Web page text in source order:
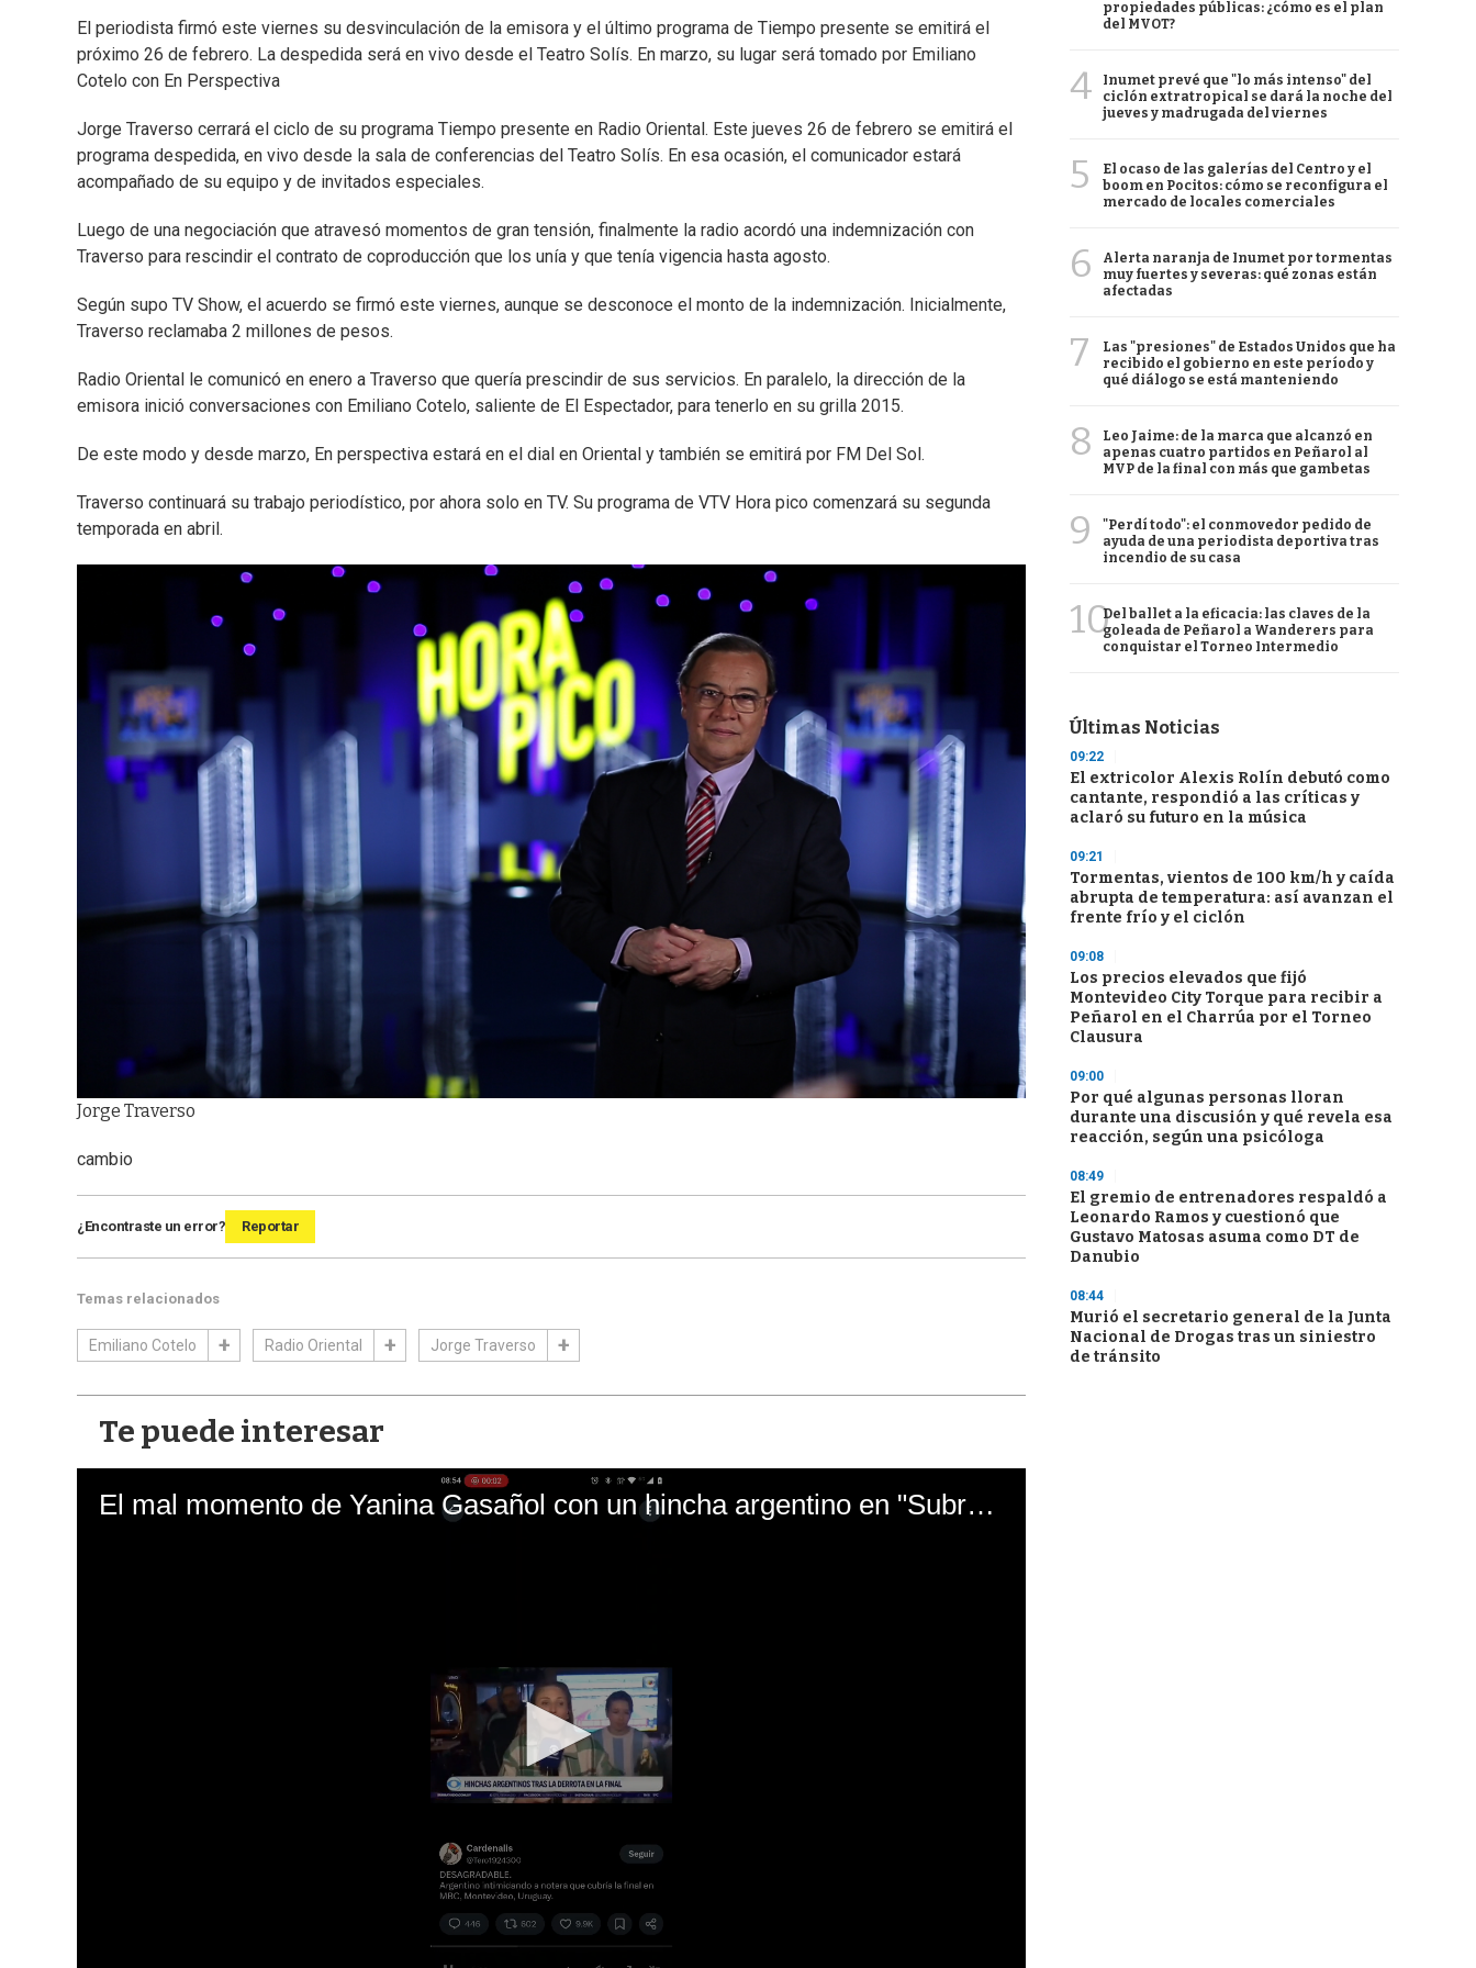
El periodista firmó este viernes su desvinculación de la emisora y el último programa de Tiempo presente se emitirá el
próximo 26 de febrero. La despedida será en vivo desde el Teatro Solís. En marzo, su lugar será tomado por Emiliano
Cotelo con En Perspectiva
Jorge Traverso cerrará el ciclo de su programa Tiempo presente en Radio Oriental. Este jueves 26 de febrero se emitirá el
programa despedida, en vivo desde la sala de conferencias del Teatro Solís. En esa ocasión, el comunicador estará
acompañado de su equipo y de invitados especiales.
Luego de una negociación que atravesó momentos de gran tensión, finalmente la radio acordó una indemnización con
Traverso para rescindir el contrato de coproducción que los unía y que tenía vigencia hasta agosto.
Según supo TV Show, el acuerdo se firmó este viernes, aunque se desconoce el monto de la indemnización. Inicialmente,
Traverso reclamaba 2 millones de pesos.
Radio Oriental le comunicó en enero a Traverso que quería prescindir de sus servicios. En paralelo, la dirección de la
emisora inició conversaciones con Emiliano Cotelo, saliente de El Espectador, para tenerlo en su grilla 2015.
De este modo y desde marzo, En perspectiva estará en el dial en Oriental y también se emitirá por FM Del Sol.
Traverso continuará su trabajo periodístico, por ahora solo en TV. Su programa de VTV Hora pico comenzará su segunda
temporada en abril.
Jorge Traverso
cambio
¿Encontraste un error? Reportar
Temas relacionados
Emiliano Cotelo Radio Oriental Jorge Traverso
Te puede interesar
El mal momento de Yanina Gasañol con un hincha argentino en "Subrayado"
propiedades públicas: ¿cómo es el plan
del MVOT?
4
Inumet prevé que "lo más intenso" del
ciclón extratropical se dará la noche del
jueves y madrugada del viernes
5
El ocaso de las galerías del Centro y el
boom en Pocitos: cómo se reconfigura el
mercado de locales comerciales
6
Alerta naranja de Inumet por tormentas
muy fuertes y severas: qué zonas están
afectadas
7
Las "presiones" de Estados Unidos que ha
recibido el gobierno en este período y
qué diálogo se está manteniendo
8
Leo Jaime: de la marca que alcanzó en
apenas cuatro partidos en Peñarol al
MVP de la final con más que gambetas
9
"Perdí todo": el conmovedor pedido de
ayuda de una periodista deportiva tras
incendio de su casa
10Del ballet a la eficacia: las claves de la
goleada de Peñarol a Wanderers para
conquistar el Torneo Intermedio
Últimas Noticias
09:22
El extricolor Alexis Rolín debutó como
cantante, respondió a las críticas y
aclaró su futuro en la música
09:21
Tormentas, vientos de 100 km/h y caída
abrupta de temperatura: así avanzan el
frente frío y el ciclón
09:08
Los precios elevados que fijó
Montevideo City Torque para recibir a
Peñarol en el Charrúa por el Torneo
Clausura
09:00
Por qué algunas personas lloran
durante una discusión y qué revela esa
reacción, según una psicóloga
08:49
El gremio de entrenadores respaldó a
Leonardo Ramos y cuestionó que
Gustavo Matosas asuma como DT de
Danubio
08:44
Murió el secretario general de la Junta
Nacional de Drogas tras un siniestro
de tránsito